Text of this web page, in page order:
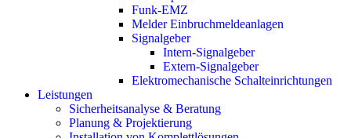
Funk-EMZ
Melder Einbruchmeldeanlagen
Signalgeber
Intern-Signalgeber
Extern-Signalgeber
Elektromechanische Schalteinrichtungen
Leistungen
Sicherheitsanalyse & Beratung
Planung & Projektierung​